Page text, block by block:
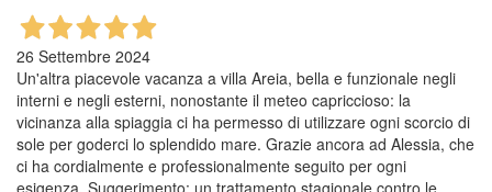
26 Settembre 2024
Un'altra piacevole vacanza a villa Areia, bella e funzionale negli
interni e negli esterni, nonostante il meteo capriccioso: la
vicinanza alla spiaggia ci ha permesso di utilizzare ogni scorcio di
sole per goderci lo splendido mare. Grazie ancora ad Alessia, che
ci ha cordialmente e professionalmente seguito per ogni